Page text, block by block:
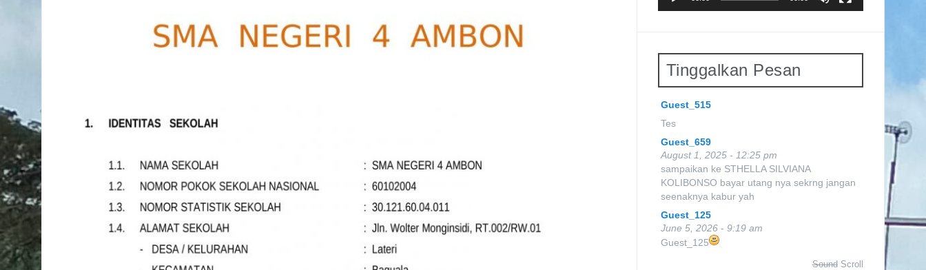
Tinggalkan Pesan
Guest_515
Guest_955
Guest_20
July 27, 2025 - 5:23 pm
July 27, 2025 - 5:23 pm
Tes
Guest_659
August 1, 2025 - 12:25 pm
sampaikan ke STHELLA SILVIANA
KOLIBONSO bayar utang nya sekrng jangan
seenaknya kabur yah
Guest_125
June 5, 2026 - 9:19 am
Guest_125
Scroll
Sound